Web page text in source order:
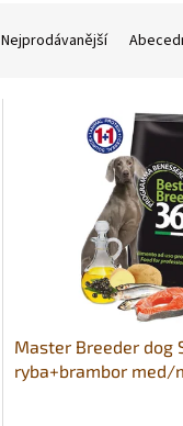
Nejprodávanější
Master Breeder dog
ryba+brambor med/